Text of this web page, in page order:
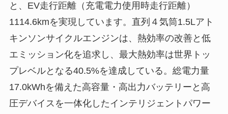
と、EV走行距離（充電電力使用時走行距離）
1114.6kmを実現しています。直列４気筒1.5Lアト
キンソンサイクルエンジンは、熱効率の改善と低
エミッション化を追求し、最大熱効率は世界トッ
プレベルとなる40.5%を達成している。総電力量
17.0kWhを備えた高容量・高出力バッテリーと高
圧デバイスを一体化したインテリジェントパワー